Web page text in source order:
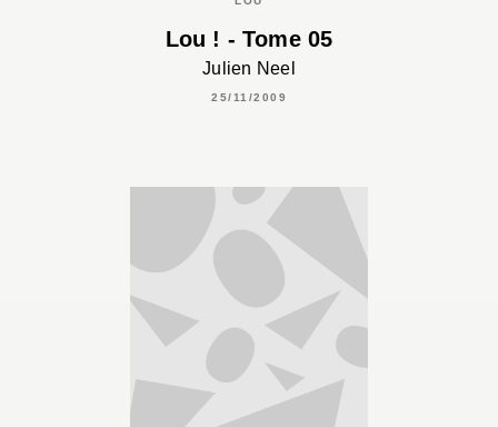
Lou ! - Tome 05
Julien Neel
25/11/2009